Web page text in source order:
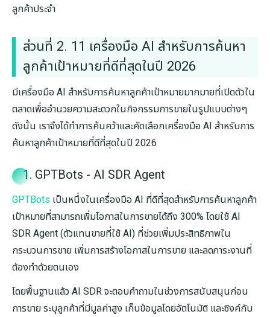
ลูกค้าประจำ
ส่วนที่ 2. 11 เครื่องมือ AI สำหรับการค้นหา
ลูกค้าเป้าหมายที่ดีที่สุดในปี 2026
มีเครื่องมือ AI สำหรับการค้นหาลูกค้าเป้าหมายมากมายที่เปิดตัวใน
ตลาดเพื่ออำนวยความสะดวกในกิจกรรมการขายในรูปแบบต่างๆ
ดังนั้น เราจึงได้ทำการค้นคว้าและคัดเลือกเครื่องมือ AI สำหรับการ
ค้นหาลูกค้าเป้าหมายที่ดีที่สุดในปี 2026
1. GPTBots - AI SDR Agent
GPTBots เป็นหนึ่งในเครื่องมือ AI ที่ดีที่สุดสำหรับการค้นหาลูกค้า
เป้าหมายที่สามารถเพิ่มโอกาสในการขายได้ถึง 300% โดยใช้ AI
SDR Agent (ตัวแทนขายที่ใช้ AI) ที่ช่วยเพิ่มประสิทธิภาพใน
กระบวนการขาย เพิ่มการสร้างโอกาสในการขาย และลดภาระงานที่
ต้องทำด้วยตนเอง
โดยพื้นฐานแล้ว AI SDR จะตอบคำถามในช่วงการสนับสนุนก่อน
การขาย ระบุลูกค้าที่มีมูลค่าสูง เก็บข้อมูลโดยอัตโนมัติ และซิงค์กับ